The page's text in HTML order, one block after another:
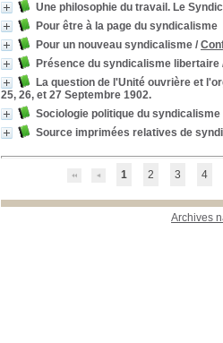
Une philosophie du travail. Le
Pour être à la page du syndicalisme
Pour un nouveau syndicalisme /
Présence du syndicalisme libertaire
La question de l'Unité ouvrière et
25, 26, et 27 Septembre 1902.
Sociologie politique du syndicalisme
Source imprimées relatives de
1 2 3 4
Archives